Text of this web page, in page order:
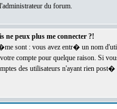
du forum.
ne peux plus me connecter ?!
sont : vous avez entr� un nom
compte pour quelque raison. Si
des utilisateurs n'ayant rien